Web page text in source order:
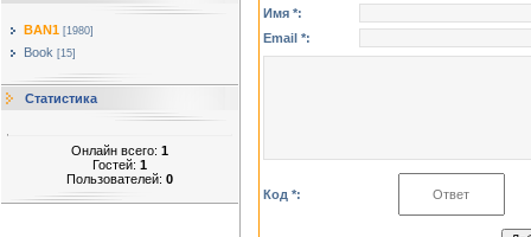
BAN1 [1980]
Book [15]
Статистика
Онлайн всего: 1
Гостей: 1
Пользователей: 0
Имя *:
Email *:
Код *: